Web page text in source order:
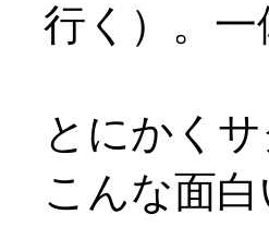
行く）。
とにかく
こんな面